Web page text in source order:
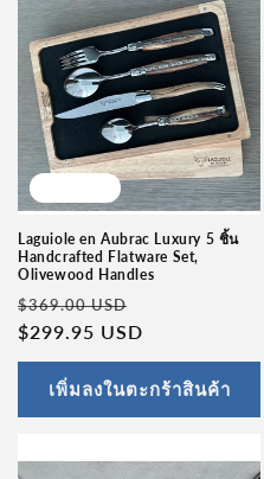
Laguiole en Aubrac Luxury 5 ชิ้น
Handcrafted Flatware Set,
Olivewood Handles
ราคา
ปกติ
$369.00 USD
โปรโมชัน
$299.95 USD
เพิ่มลงในตะกร้าสินค้า